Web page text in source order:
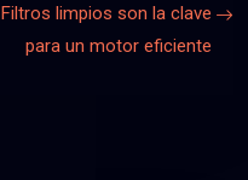
Filtros limpios son la clave
para un motor eficiente